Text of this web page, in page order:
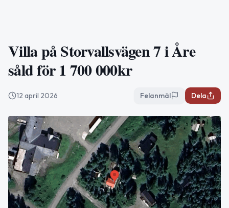
Villa på Storvallsvägen 7 i Åre
såld för 1 700 000kr
12 april 2026 Felanmäl Dela